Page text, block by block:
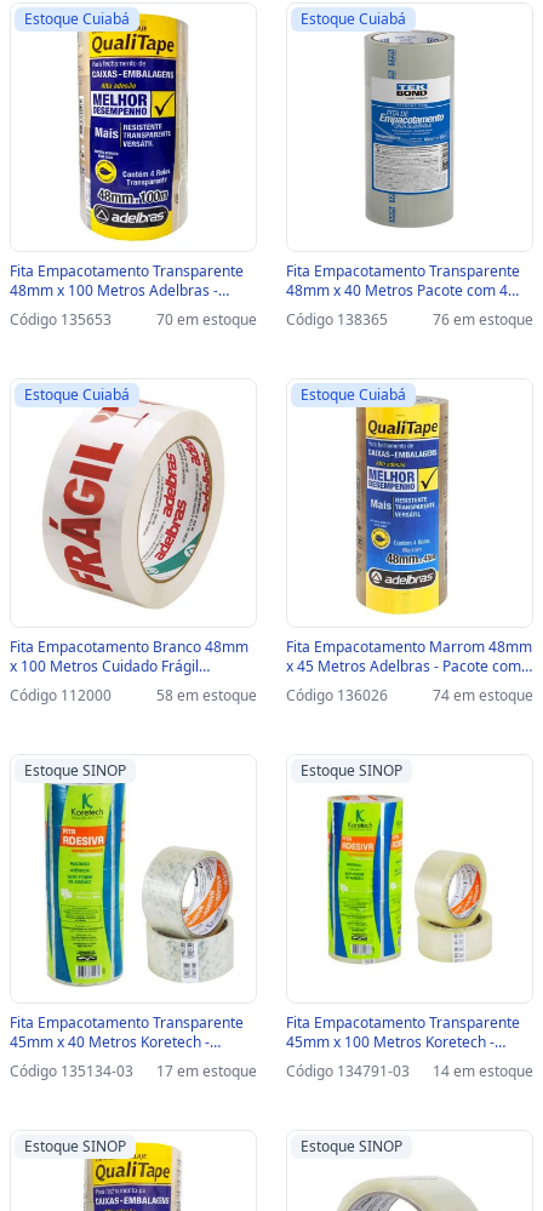
Estoque Cuiabá
Fita Empacotamento Transparente
48mm x 100 Metros Adelbras -
Pacote com 4 Unidades -
0811000032 - 0811000032
Código 135653 70 em estoque
Estoque Cuiabá
Fita Empacotamento Transparente
48mm x 40 Metros Pacote com 4
Unidades - Tekbond - 17000021403 -
17000021403
Código 138365 76 em estoque
Estoque Cuiabá
Fita Empacotamento Branco 48mm
x 100 Metros Cuidado Frágil
Adelbras - Unitário - 0606180008 -
112000 - 0606180008
Código 112000 58 em estoque
Estoque Cuiabá
Fita Empacotamento Marrom 48mm
x 45 Metros Adelbras - Pacote com 4
Unidades - 0811000006 -
0811000006
Código 136026 74 em estoque
Estoque SINOP
Fita Empacotamento Transparente
45mm x 40 Metros Koretech -
Pacote com 5 Unidades -
12.10.4.0046-SINOP-03 -
Código 135134-03 17 em estoque
Estoque SINOP
Fita Empacotamento Transparente
45mm x 100 Metros Koretech -
Pacote com 5 Unidades -
12.10.4.0131-SINOP-03 -
Código 134791-03 14 em estoque
Estoque SINOP Estoque SINOP